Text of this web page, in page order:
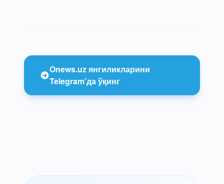
Onews.uz янгиликларини
Telegram’да ўқинг